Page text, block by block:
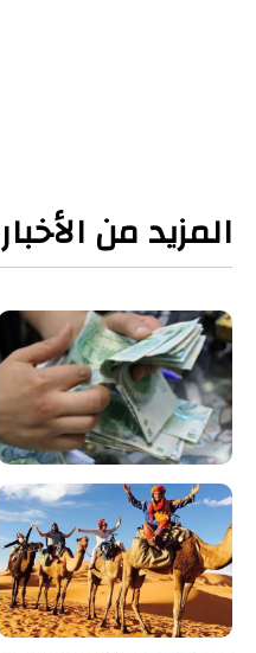
المزيد من الأخبار